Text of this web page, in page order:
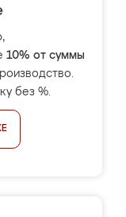
10% от суммы
без %.